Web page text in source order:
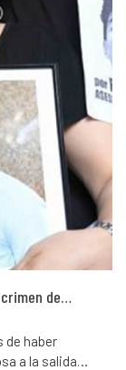
de…
de haber
a la salida…